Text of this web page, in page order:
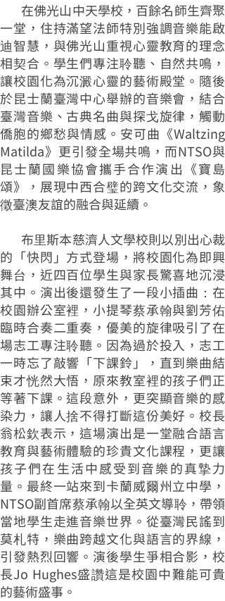
在佛光山中天學校，百餘名師生齊聚
一堂，住持滿望法師特別強調音樂能啟
迪智慧，與佛光山重視心靈教育的理念
相契合。學生們專注聆聽、自然共鳴，
讓校園化為沉澱心靈的藝術殿堂。隨後
於昆士蘭臺灣中心舉辦的音樂會，結合
臺灣音樂、古典名曲與探戈旋律，觸動
僑胞的鄉愁與情感。安可曲《Waltzing
Matilda》更引發全場共鳴，而NTSO與
昆士蘭國樂協會攜手合作演出《寶島
頌》，展現中西合璧的跨文化交流，象
徵臺澳友誼的融合與延續。
布里斯本慈濟人文學校則以別出心裁
的「快閃」方式登場，將校園化為即興
舞台，近四百位學生與家長驚喜地沉浸
其中。演出後還發生了一段小插曲：在
校園辦公室裡，小提琴蔡承翰與劉芳佑
臨時合奏二重奏，優美的旋律吸引了在
場志工專注聆聽。因為過於投入，志工
一時忘了敲響「下課鈴」，直到樂曲結
束才恍然大悟，原來教室裡的孩子們正
等著下課。這段意外，更突顯音樂的感
染力，讓人捨不得打斷這份美好。校長
翁松欽表示，這場演出是一堂融合語言
教育與藝術體驗的珍貴文化課程，更讓
孩子們在生活中感受到音樂的真摯力
量。最終一站來到卡蘭威爾州立中學，
NTSO副首席蔡承翰以全英文導聆，帶領
當地學生走進音樂世界。從臺灣民謠到
莫札特，樂曲跨越文化與語言的界線，
引發熱烈回響。演後學生爭相合影，校
長Jo Hughes盛讚這是校園中難能可貴
的藝術盛事。